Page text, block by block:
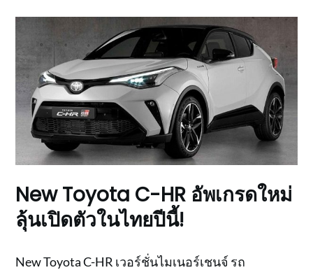
New Toyota C-HR อัพเกรดใหม่
ลุ้นเปิดตัวในไทยปีนี้!
New Toyota C-HR เวอร์ชั่นไมเนอร์เชนจ์ รถ